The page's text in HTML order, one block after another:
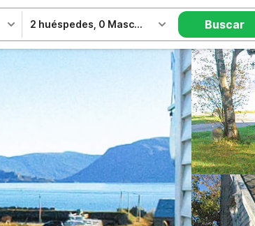
2 huéspedes 0 Mascotas Buscar